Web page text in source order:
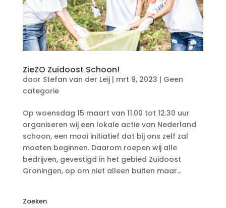
ZieZO Zuidoost Schoon!
door Stefan van der Leij| mrt 9, 2023 | Geen
categorie
Op woensdag 15 maart van 11.00 tot 12.30 uur
organiseren wij een lokale actie van Nederland
schoon, een mooi initiatief dat bij ons zelf zal
moeten beginnen. Daarom roepen wij alle
bedrijven, gevestigd in het gebied Zuidoost
Groningen, op om niet alleen buiten maar...
Zoeken